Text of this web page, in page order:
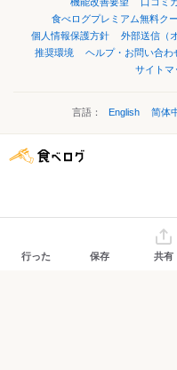
食べログプレミアム無料ク
個人情報保護方針
外部送信（
推奨環境
ヘルプ・お問い合わ
サイトマ
言語： English 简体
行った 保存 共有